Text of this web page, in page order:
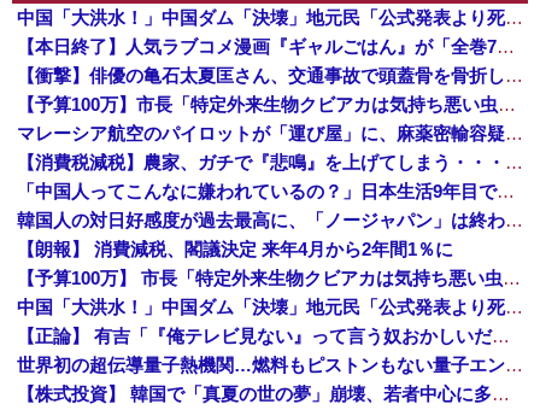
中国「大洪水！」中国ダム「決壊」地元民「公式発表より死者多い！」中国政府「住民拘束！（安否不明」中国当局「救助隊動画も削除」台風13号「三峡ダム接近中」→
【本日終了】人気ラブコメ漫画『ギャルごはん』が「全巻70％」オフ、『ジャンケットバンク』 『BUNGO―ブンゴ―』の「39％オフクーポン」激安セ...
【衝撃】俳優の亀石太夏匡さん、交通事故で頭蓋骨を骨折した結果・・・
【予算100万】市長「特定外来生物クビアカは気持ち悪い虫だしそんな需要ないと思う」1匹300円相当の報奨金→初日に42万取られ焦り
マレーシア航空のパイロットが「運び屋」に、麻薬密輸容疑で拘束…最高刑は死刑！
【消費税減税】農家、ガチで『悲鳴』を上げてしまう・・・・・
「中国人ってこんなに嫌われているの？」日本生活9年目で明かす本心！
韓国人の対日好感度が過去最高に、「ノージャパン」は終わった？＝ネット「中国より100倍いい」
【朗報】 消費減税、閣議決定 来年4月から2年間1％に
【予算100万】 市長「特定外来生物クビアカは気持ち悪い虫だしそんな需要ないと思う」1匹300円相当の報奨金→初日に42万取られ焦り
中国「大洪水！」中国ダム「決壊」地元民「公式発表より死者多い！」中国政府「住民拘束！（安否不明」中国当局「救助隊動画も削除」台風13号「三峡ダム接近中」→
【正論】 有吉「『俺テレビ見ない』って言う奴おかしいだろ。団子屋で『団子食べない』って言うか？」
世界初の超伝導量子熱機関…燃料もピストンもない量子エンジンが回った！
【株式投資】 韓国で「真夏の世の夢」崩壊、若者中心に多くの人が「人生オワタ」―中国メディア